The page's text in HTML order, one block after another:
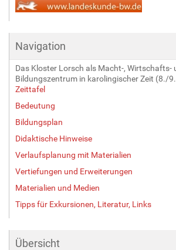
Navigation
Das Kloster Lorsch als Macht-, Wirtschafts-
Bildungszentrum in karolingischer Zeit (8./
Zeittafel
Bedeutung
Bildungsplan
Didaktische Hinweise
Verlaufsplanung mit Materialien
Vertiefungen und Erweiterungen
Materialien und Medien
Tipps für Exkursionen, Literatur, Links
Übersicht